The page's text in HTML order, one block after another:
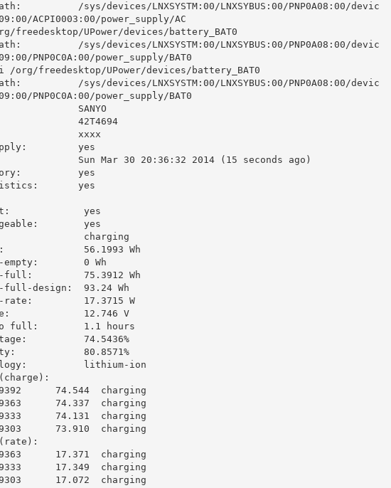
ACPI0003:00/power_supply/AC
freedesktop/UPower/devices/battery_BAT0
PNP0C0A:00/power_supply/BAT0
/org/freedesktop/UPower/devices/battery_BAT0
PNP0C0A:00/power_supply/BAT0